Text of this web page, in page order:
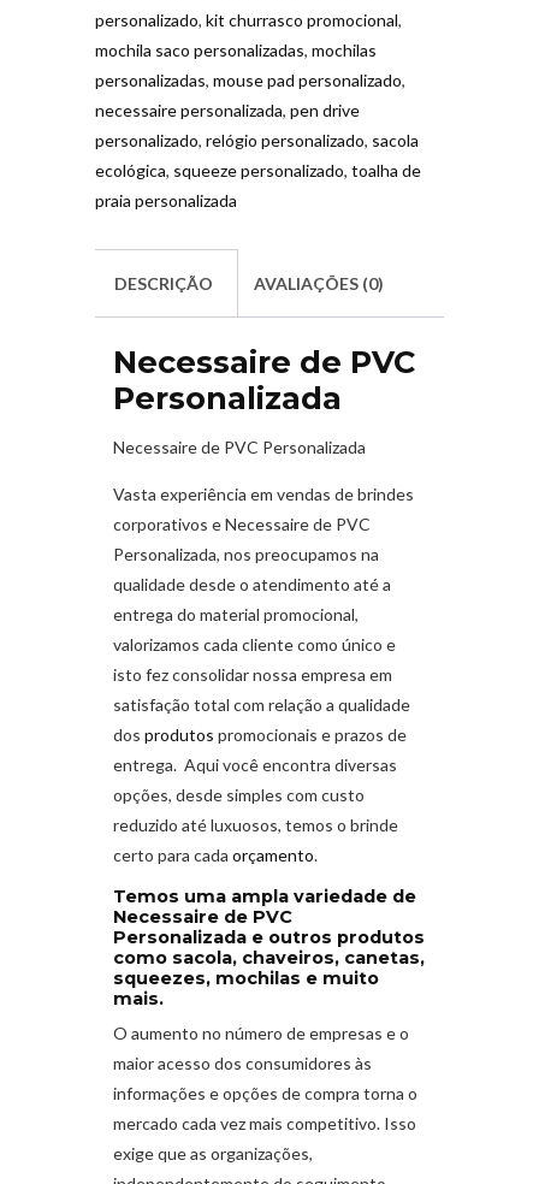
personalizado, kit churrasco promocional,
mochila saco personalizadas, mochilas
personalizadas, mouse pad personalizado,
necessaire personalizada, pen drive
personalizado, relógio personalizado, sacola
ecológica, squeeze personalizado, toalha de
praia personalizada
DESCRIÇÃO AVALIAÇÕES (0)
Necessaire de PVC
Personalizada
Necessaire de PVC Personalizada
Vasta experiência em vendas de brindes
corporativos e Necessaire de PVC
Personalizada, nos preocupamos na
qualidade desde o atendimento até a
entrega do material promocional,
valorizamos cada cliente como único e
isto fez consolidar nossa empresa em
satisfação total com relação a qualidade
dos produtos promocionais e prazos de
entrega. Aqui você encontra diversas
opções, desde simples com custo
reduzido até luxuosos, temos o brinde
certo para cada orçamento.
Temos uma ampla variedade de
Necessaire de PVC
Personalizada e outros produtos
como sacola, chaveiros, canetas,
squeezes, mochilas e muito
mais.
O aumento no número de empresas e o
maior acesso dos consumidores às
informações e opções de compra torna o
mercado cada vez mais competitivo. Isso
exige que as organizações,